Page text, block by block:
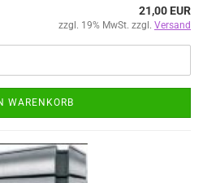
21,00 EUR
zzgl. 19% MwSt. zzgl. Versand
WARENKORB